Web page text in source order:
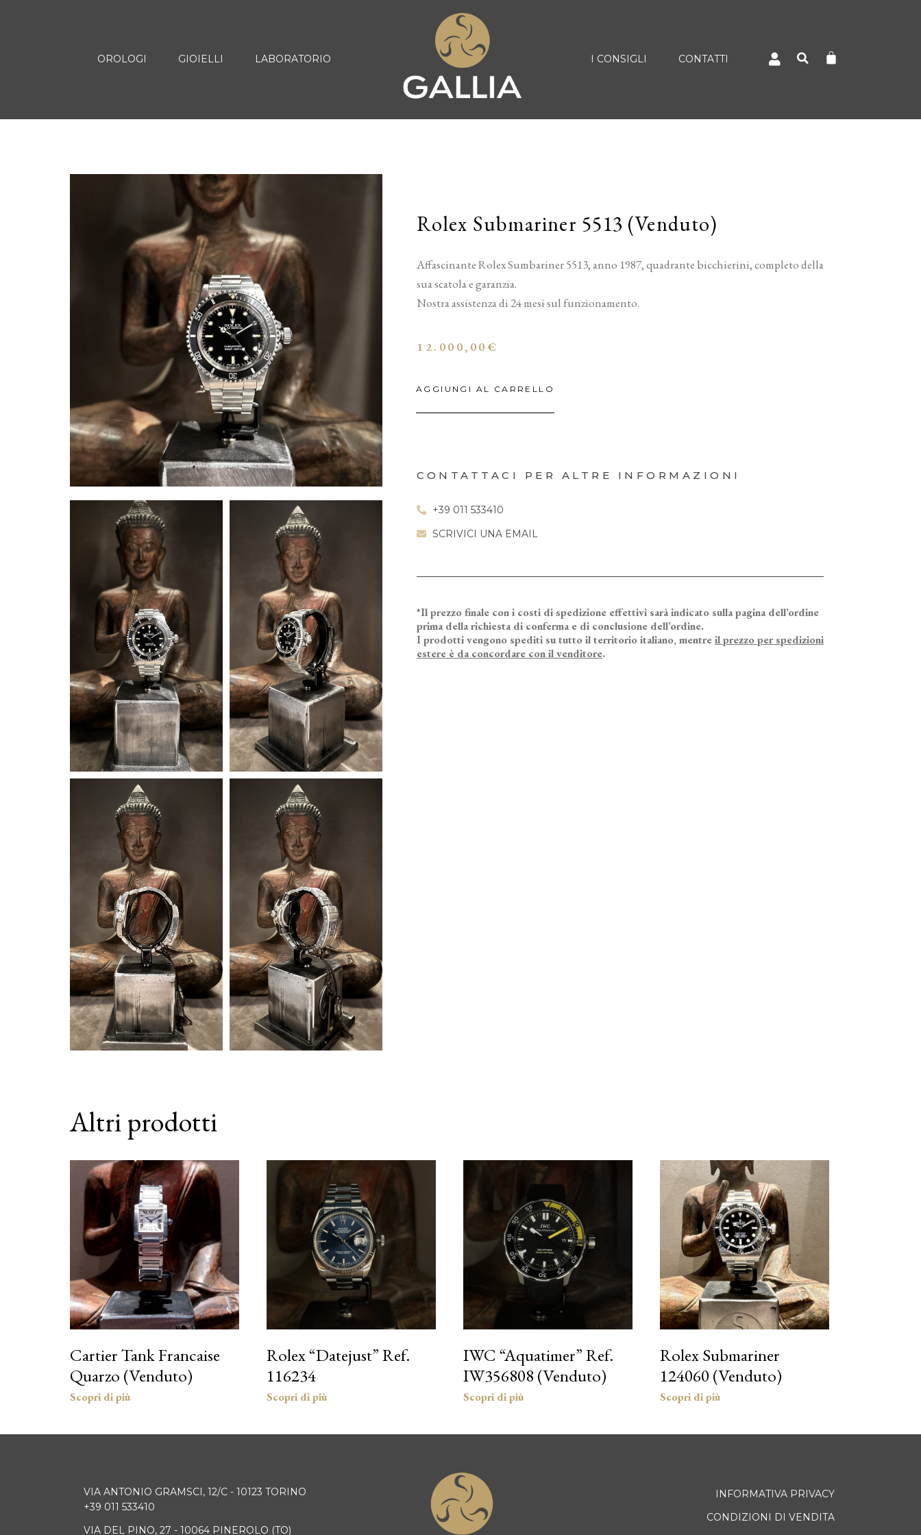
OROLOGI GIOIELLI LABORATORIO I CONSIGLI CONTATTI
Rolex Submariner 5513 (Venduto)
Affascinante Rolex Sumbariner 5513, anno 1987, quadrante bicchierini, completo della
sua scatola e garanzia.
Nostra assistenza di 24 mesi sul funzionamento.
12.000,00€
AGGIUNGI AL CARRELLO
CONTATTACI PER ALTRE INFORMAZIONI
+39 011 533410
SCRIVICI UNA EMAIL
*Il prezzo finale con i costi di spedizione effettivi sarà indicato sulla pagina dell’ordine
prima della richiesta di conferma e di conclusione dell’ordine.
I prodotti vengono spediti su tutto il territorio italiano, mentre il prezzo per spedizioni
estere è da concordare con il venditore.
Altri prodotti
Cartier Tank Francaise
Quarzo (Venduto)
Rolex “Datejust” Ref.
116234
IWC “Aquatimer” Ref.
IW356808 (Venduto)
Rolex Submariner
124060 (Venduto)
VIA ANTONIO GRAMSCI, 12/C - 10123 TORINO
+39 011 533410
VIA DEL PINO, 27 - 10064 PINEROLO (TO)
INFORMATIVA PRIVACY
CONDIZIONI DI VENDITA